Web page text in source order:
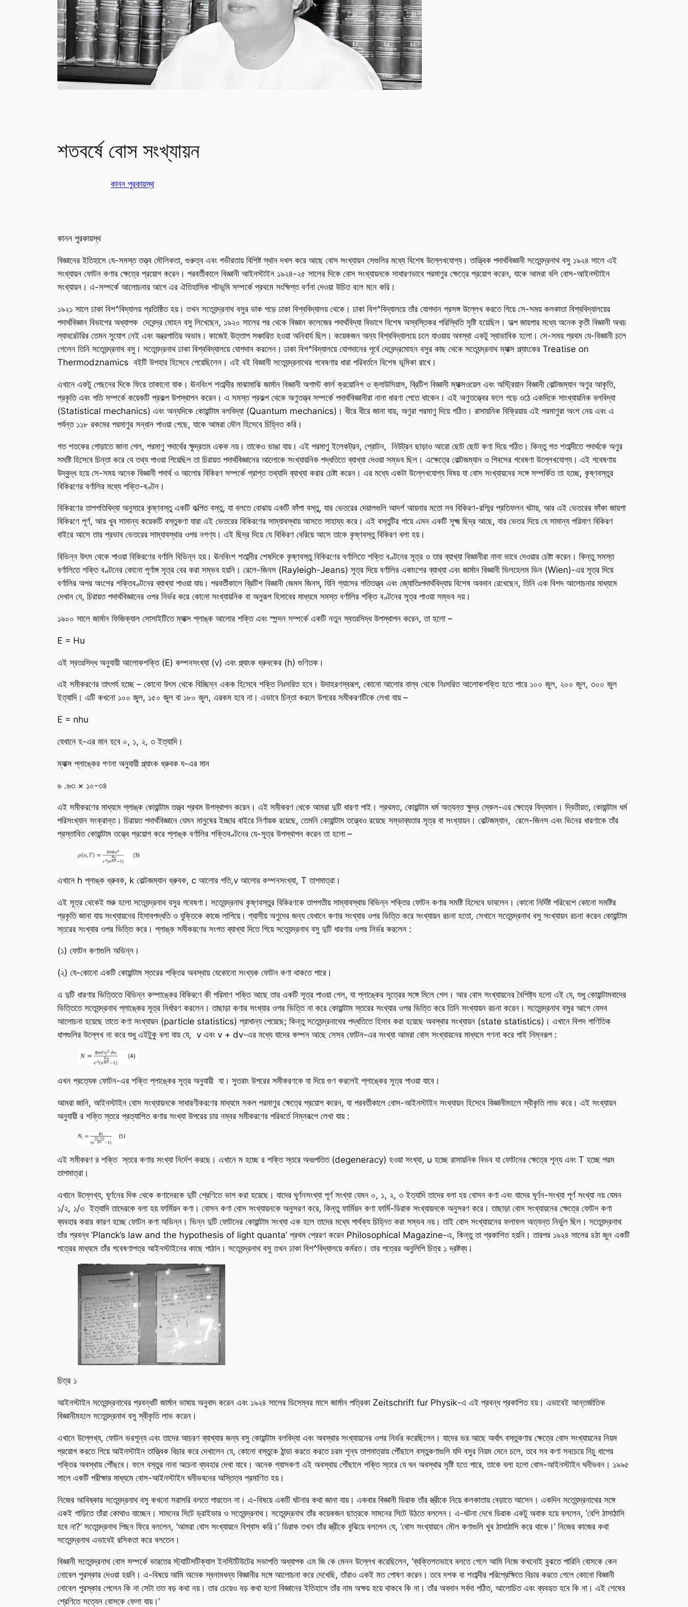
শতবর্ষে বোস সংখ্যায়ন
কানন পুরকায়স্থ
কানন পুরকায়স্থ
বিজ্ঞানের ইতিহাসে যে-সমস্ত তত্ত্ব মৌলিকতা, গুরুত্ব এবং গভীরতায় বিশিষ্ট স্থান দখল করে আছে বোস সংখ্যায়ন সেগুলির মধ্যে বিশেষ উল্লেখযোগ্য। তাত্ত্বিক পদার্থবিজ্ঞানী সত্যেন্দ্রনাথ বসু ১৯২৪ সালে এই
সংখ্যায়ন ফোটন কণার ক্ষেত্রে প্রয়োগ করেন। পরবর্তীকালে বিজ্ঞানী আইনস্টাইন ১৯২৪-২৫ সালের দিকে বোস সংখ্যায়নকে সাধারণভাবে পরমাণুর ক্ষেত্রে প্রয়োগ করেন, যাকে আমরা বলি বোস-আইনস্টাইন
সংখ্যায়ন। এ-সম্পর্কে আলোচনার আগে এর ঐতিহাসিক পটভূমি সম্পর্কে প্রথমে সংক্ষিপ্ত বর্ণনা দেওয়া উচিত বলে মনে করি।
১৯২১ সালে ঢাকা বিশ^বিদ্যালয় প্রতিষ্ঠিত হয়। তখন সত্যেন্দ্রনাথ বসুর ডাক পড়ে ঢাকা বিশ্ববিদ্যালয় থেকে। ঢাকা বিশ^বিদ্যালয়ে তাঁর যোগদান প্রসঙ্গ উল্লেখ করতে গিয়ে সে-সময় কলকাতা বিশ্ববিদ্যালয়ের
পদার্থবিজ্ঞান বিভাগের অধ্যাপক দেবেন্দ্র মোহন বসু লিখেছেন, ১৯২০ সালের পর থেকে বিজ্ঞান কলেজের পদার্থবিদ্যা বিভাগে বিশেষ অস্বস্তিকর পরিস্থিতি সৃষ্টি হয়েছিল। অল্প জায়গার মধ্যে অনেক কৃতী বিজ্ঞানী অথচ
ল্যাবরেটরির তেমন সুযোগ নেই এবং যন্ত্রপাতির অভাব। কাজেই উত্তাপ সঞ্চারিত হওয়া অনিবার্য ছিল। কয়েকজন অন্য বিশ্ববিদ্যালয়ে চলে যাওয়ায় অবস্থা একটু স্বাভাবিক হলো। সে-সময় প্রথম যে-বিজ্ঞানী চলে
গেলেন তিনি সত্যেন্দ্রনাথ বসু। সত্যেন্দ্রনাথ ঢাকা বিশ্ববিদ্যালয়ে যোগদান করলেন। ঢাকা বিশ^বিদ্যালয়ে যোগদানের পূর্বে দেবেন্দ্রমোহন বসুর কাছ থেকে সত্যেন্দ্রনাথ ম্যাক্স প্ল্যাংকের Treatise on
Thermodznamics বইটি উপহার হিসেবে পেয়েছিলেন। এই বই বিজ্ঞানী সত্যেন্দ্রনাথের গবেষণার ধারা পরিবর্তনে বিশেষ ভূমিকা রাখে।
এখানে একটু পেছনের দিকে ফিরে তাকানো যাক। ঊনবিংশ শতাব্দীর মাঝামাঝি জার্মান বিজ্ঞানী অগাস্ট কার্ল ক্রয়োনিগ ও ক্লাউসিয়াস, ব্রিটিশ বিজ্ঞানী ম্যাক্সওয়েল এবং অস্ট্রিয়ান বিজ্ঞানী বোল্টজম্যান অণুর আকৃতি,
প্রকৃতি এবং গতি সম্পর্কে কয়েকটি প্রকল্প উপস্থাপন করেন। এ সমস্ত প্রকল্প থেকে অণুতত্ত্ব সম্পর্কে পদার্থবিজ্ঞানীরা নানা ধারণা পেতে থাকেন। এই অণুতত্ত্বের ফলে গড়ে ওঠে একদিকে সাংখ্যায়নিক বলবিদ্যা
(Statistical mechanics) এবং অন্যদিকে কোয়ান্টাম বলবিদ্যা (Quantum mechanics)। ধীরে ধীরে জানা যায়, অণুরা পরমাণু দিয়ে গঠিত। রাসায়নিক বিক্রিয়ায় এই পরমাণুরা অংশ নেয় এবং এ
পর্যন্ত ১১৮ রকমের পরমাণুর সন্ধান পাওয়া গেছে, যাকে আমরা মৌল হিসেবে চিহ্নিত করি।
গত শতকের গোড়াতে জানা গেল, পরমাণু পদার্থের ক্ষুদ্রতম একক নয়। তাকেও ভাঙা যায়। এই পরমাণু ইলেকট্রন, প্রোটন, নিউট্রন ছাড়াও আরো ছোট ছোট কণা দিয়ে গঠিত। কিন্তু গত শতাব্দীতে পদার্থকে অণুর
সমষ্টি হিসেবে চিন্তা করে যে তথ্য পাওয়া গিয়েছিল তা চিরায়ত পদার্থবিজ্ঞানের আলোকে সংখ্যায়নিক পদ্ধতিতে ব্যাখ্যা দেওয়া সম্ভব ছিল। এক্ষেত্রে বোল্টজম্যান ও গিবসের গবেষণা উল্লেখযোগ্য। এই গবেষণায়
উদ্বুদ্ধ হয়ে সে-সময় অনেক বিজ্ঞানী পদার্থ ও আলোর বিকিরণ সম্পর্কে প্রাপ্ত তথ্যাদি ব্যাখ্যা করার চেষ্টা করেন। এর মধ্যে একটা উল্লেখযোগ্য বিষয় যা বোস সংখ্যায়নের সঙ্গে সম্পর্কিত তা হচ্ছে, কৃষ্ণবস্তুর
বিকিরণের বর্ণালির মধ্যে শক্তি-বণ্টন।
বিকিরণের তাপগতিবিদ্যা অনুসারে কৃষ্ণবস্তু একটি কল্পিত বস্তু, যা বলতে বোঝায় একটি ফাঁপা বস্তু, যার ভেতরের দেয়ালগুলি আদর্শ আয়নার মতো সব বিকিরণ-রশ্মির প্রতিফলন ঘটায়, আর এই ভেতরের ফাঁকা জায়গা
বিকিরণে পূর্ণ, আর খুব সামান্য কয়েকটি বস্তুকণা যারা এই ভেতরের বিকিরণের সাম্যাবস্থায় আসতে সাহায্য করে। এই বস্তুটির গায়ে এমন একটি সূক্ষ্ম ছিদ্র আছে, যার ভেতর দিয়ে যে সামান্য পরিমাণ বিকিরণ
বাইরে আসে তার প্রভাব ভেতরের সাম্যাবস্থার ওপর নগণ্য। এই ছিদ্র দিয়ে যে বিকিরণ বেরিয়ে আসে তাকে কৃষ্ণবস্তু বিকিরণ বলা হয়।
বিভিন্ন উৎস থেকে পাওয়া বিকিরণের বর্ণালি বিভিন্ন হয়। ঊনবিংশ শতাব্দীর শেষদিকে কৃষ্ণবস্তু বিকিরণের বর্ণালিতে শক্তি বণ্টনের সূত্র ও তার ব্যাখ্যা বিজ্ঞানীরা নানা ভাবে দেওয়ার চেষ্টা করেন। কিন্তু সমস্ত
বর্ণালিতে শক্তি বণ্টনের কোনো পূর্ণাঙ্গ সূত্র বের করা সম্ভব হয়নি। রেলে-জিনস (Rayleigh-Jeans) সূত্র দিয়ে বর্ণালির একাংশের ব্যাখ্যা এবং জার্মান বিজ্ঞানী ভিলহেলম ভিন (Wien)-এর সূত্র দিয়ে
বর্ণালির অপর অংশের শক্তিবণ্টনের ব্যাখ্যা পাওয়া যায়। পরবর্তীকালে ব্রিটিশ বিজ্ঞানী জেমস জিনস্, যিনি গ্যাসের গতিতত্ত্ব এবং জ্যোতিঃপদার্থবিদ্যায় বিশেষ অবদান রেখেছেন, তিনি এক বিশদ আলোচনার মাধ্যমে
দেখান যে, চিরায়ত পদার্থবিজ্ঞানের ওপর নির্ভর করে কোনো সংখ্যায়নিক বা অনুরূপ হিসাবের মাধ্যমে সমস্ত বর্ণালির শক্তি বণ্টনের সূত্র পাওয়া সম্ভব নয়।
১৯০০ সালে জার্মান ফিজিক্যাল সোসাইটিতে ম্যাক্স প্লাঙ্ক আলোর শক্তি এবং স্পন্দন সম্পর্কে একটি নতুন স্বতঃসিদ্ধ উপস্থাপন করেন, তা হলো –
E = Hu
এই স্বতঃসিদ্ধ অনুযায়ী আলোকশক্তি (E) কম্পনসংখ্যা (v) এবং প্ল্যাংক ধ্রুবকের (h) গুণিতক।
এই সমীকরণের তাৎপর্য হচ্ছে – কোনো উৎস থেকে বিচ্ছিন্ন একক হিসেবে শক্তি নিঃসরিত হবে। উদাহরণস্বরূপ, কোনো আলোর বাল্ব থেকে নিঃসরিত আলোকশক্তি হতে পারে ১০০ জুল, ২০০ জুল, ৩০০ জুল
ইত্যাদি। এটি কখনো ১০০ জুল, ১৫০ জুল বা ১৮০ জুল, এরকম হবে না। এভাবে চিন্তা করলে উপরের সমীকরণটিকে লেখা যায় –
E = nhu
যেখানে হ-এর মান হবে ০, ১, ২, ৩ ইত্যাদি।
ম্যাক্স প্লাঙ্কের গণনা অনুযায়ী প্ল্যাংক ধ্রুবক য-এর মান
৬ .৬৩ × ১০-৩৪
এই সমীকরণের মাধ্যমে প্লাঙ্ক কোয়ান্টাম তত্ত্ব প্রথম উপস্থাপন করেন। এই সমীকরণ থেকে আমরা দুটি ধারণা পাই। প্রথমত, কোয়ান্টাম ধর্ম অত্যন্ত ক্ষুদ্র স্কেল-এর ক্ষেত্রে বিদ্যমান। দ্বিতীয়ত, কোয়ান্টাম ধর্ম
পরিসংখ্যান সংক্রান্ত। চিরায়ত পদার্থবিজ্ঞানে যেমন মানুষের ইচ্ছার বাইরে নির্ণায়ক রয়েছে, তেমনি কোয়ান্টাম তত্ত্বেও রয়েছে সম্ভাব্যতার সূত্র বা সংখ্যায়ন। বোল্টজম্যান, রেলে-জিনস এবং ভিনের ধারণাকে তাঁর
প্রস্তাবিত কোয়ান্টাম তত্ত্বে প্রয়োগ করে প্লাঙ্ক বর্ণালির শক্তিবণ্টনের যে-সূত্র উপস্থাপন করেন তা হলো –
এখানে h প্লাঙ্ক ধ্রুবক, k বোল্টজম্যান ধ্রুবক, c আলোর গতি,v আলোর কম্পনসংখ্যা, T তাপমাত্রা।
এই সূত্র থেকেই শুরু হলো সত্যেন্দ্রনাথ বসুর গবেষণা। সত্যেন্দ্রনাথ কৃষ্ণবস্তুর বিকিরণকে তাপগতীয় সাম্যাবস্থায় বিভিন্ন শক্তির ফোটন কণার সমষ্টি হিসেবে ভাবলেন। কোনো নির্দিষ্ট পরিবেশে কোনো সমষ্টির
প্রকৃতি জানা যায় সংখ্যায়নের হিসাবপদ্ধতি ও যুক্তিকে কাজে লাগিয়ে। গ্যাসীয় অণুদের জন্য যেখানে কণার সংখ্যার ওপর ভিত্তি করে সংখ্যায়ন রচনা হতো, সেখানে সত্যেন্দ্রনাথ বসু সংখ্যায়ন রচনা করেন কোয়ান্টাম
স্তরের সংখ্যার ওপর ভিত্তি করে। প্লাঙ্ক সমীকরণের সংগত ব্যাখ্যা দিতে গিয়ে সত্যেন্দ্রনাথ বসু দুটি ধারণার ওপর নির্ভর করলেন :
(১) ফোটন কণাগুলি অভিন্ন।
(২) যে-কোনো একটি কোয়ান্টাম স্তরের শক্তির অবস্থায় যেকোনো সংখ্যক ফোটন কণা থাকতে পারে।
এ দুটি ধারণার ভিত্তিতে বিভিন্ন কম্পাঙ্কের বিকিরণে কী পরিমাণ শক্তি আছে তার একটি সূত্র পাওয়া গেল, যা প্লাঙ্কের সূত্রের সঙ্গে মিলে গেল। আর বোস সংখ্যায়নের বৈশিষ্ট্য হলো এই যে, শুধু কোয়ান্টামবাদের
ভিত্তিতে সত্যেন্দ্রনাথ প্লাঙ্কের সূত্র নির্ধারণ করলেন। তাছাড়া কণার সংখ্যার ওপর ভিত্তি না করে কোয়ান্টাম স্তরের সংখ্যার ওপর ভিত্তি করে তিনি সংখ্যায়ন রচনা করেন। সত্যেন্দ্রনাথ বসুর আগে যেসব
আলোচনা হয়েছে তাতে কণা সংখ্যায়ন (particle statistics) প্রাধান্য পেয়েছে; কিন্তু সত্যেন্দ্রনাথের পদ্ধতিতে হিসাব করা হয়েছে অবস্থার সংখ্যায়ন (state statistics)। এখানে বিশদ গাণিতিক
ধাপগুলির উল্লেখ না করে শুধু এইটুকু বলা যায় যে, v এবং v + dv-এর মধ্যে যাদের কম্পন আছে সেসব ফোটন-এর সংখ্যা আমরা বোস সংখ্যায়নের মাধ্যমে গণনা করে পাই নিম্নরূপ :
এখন প্রত্যেক ফোটন-এর শক্তি প্লাঙ্কের সূত্র অনুযায়ী যা। সুতরাং উপরের সমীকরণকে যা দিয়ে গুণ করলেই প্লাঙ্কের সূত্র পাওয়া যাবে।
আমরা জানি, আইনস্টাইন বোস সংখ্যায়নকে সাধারণীকরণের মাধ্যমে সকল পরমাণুর ক্ষেত্রে প্রয়োগ করেন, যা পরবর্তীকালে বোস-আইনস্টাইন সংখ্যায়ন হিসেবে বিজ্ঞানীমহলে স্বীকৃতি লাভ করে। এই সংখ্যায়ন
অনুযায়ী র শক্তি স্তরে প্রত্যাশিত কণার সংখ্যা উপরের চার নম্বর সমীকরণের পরিবর্তে নিম্নরূপে লেখা যায় :
এই সমীকরণ র শক্তি স্তরে কণার সংখ্যা নির্দেশ করছে। এখানে ম হচ্ছে র শক্তি স্তরে অধঃপতিত (degeneracy) হওয়া সংখ্যা, u হচ্ছে রাসায়নিক বিভব যা ফোটনের ক্ষেত্রে শূন্য এবং T হচ্ছে পরম
তাপমাত্রা।
এখানে উল্লেখ্য, ঘূর্ণনের দিক থেকে কণাদেরকে দুটি শ্রেণিতে ভাগ করা হয়েছে। যাদের ঘূর্ণনসংখ্যা পূর্ণ সংখ্যা যেমন ০, ১, ২, ৩ ইত্যাদি তাদের বলা হয় বোসন কণা এবং যাদের ঘূর্ণন-সংখ্যা পূর্ণ সংখ্যা নয় যেমন
১/২, ১/৩ ইত্যাদি তাদেরকে বলা হয় ফার্মিয়ন কণা। বোসন কণা বোস সংখ্যায়নকে অনুসরণ করে, কিন্তু ফার্মিয়ন কণা ফার্মি-ডিরাক সংখ্যায়নকে অনুসরণ করে। তাছাড়া বোস সংখ্যায়নের ক্ষেত্রে ফোটন কণা
ব্যবহার করার কারণ হচ্ছে ফোটন কণা অভিন্ন। ভিন্ন দুটি ফোটনের কোয়ান্টাম সংখ্যা এক হলে তাদের মধ্যে পার্থক্য চিহ্নিত করা সম্ভব নয়। তাই বোস সংখ্যায়নের ফলাফল অত্যন্ত নির্ভুল ছিল। সত্যেন্দ্রনাথ
তাঁর প্রবন্ধ ‘Planck’s law and the hypothesis of light quanta’ প্রথম প্রেরণ করেন Philosophical Magazine-এ, কিন্তু তা প্রকাশিত হয়নি। তারপর ১৯২৪ সালের ৪ঠা জুন একটি
পত্রের মাধ্যমে তাঁর গবেষণাপত্র আইনস্টাইনের কাছে পাঠান। সত্যেন্দ্রনাথ বসু তখন ঢাকা বিশ^বিদ্যালয়ে কর্মরত। তার পত্রের অনুলিপি চিত্র ১ দ্রষ্টব্য।
চিত্র ১
আইনস্টাইন সত্যেন্দ্রনাথের প্রবন্ধটি জার্মান ভাষায় অনুবাদ করেন এবং ১৯২৪ সালের ডিসেম্বর মাসে জার্মান পত্রিকা Zeitschrift fur Physik-এ এই প্রবন্ধ প্রকাশিত হয়। এভাবেই আন্তর্জাতিক
বিজ্ঞানীমহলে সত্যেন্দ্রনাথ বসু স্বীকৃতি লাভ করেন।
এখানে উল্লেখ্য, ফোটন ভরশূন্য এবং তাদের আচরণ ব্যাখ্যার জন্য বসু কোয়ান্টাম বলবিদ্যা এবং অবস্থার সংখ্যায়নের ওপর নির্ভর করেছিলেন। যাদের ভর আছে অর্থাৎ বস্তুকণার ক্ষেত্রে বোস সংখ্যায়নের নিয়ম
প্রয়োগ করতে গিয়ে আইনস্টাইন তাত্ত্বিক বিচার করে দেখালেন যে, কোনো বস্তুকে ঠান্ডা করতে করতে চরম শূন্য তাপমাত্রায় পৌঁছালে বস্তুকণাগুলি যদি বসুর নিয়ম মেনে চলে, তবে সব কণা সবচেয়ে নিচু ধাপের
শক্তির অবস্থায় পৌঁছবে। ফলে বস্তুর নানা অচেনা ব্যবহার দেখা যাবে। অনেক গ্যাসকণা এই অবস্থায় পৌঁছালে শক্তি স্তরে যে ঘন অবস্থার সৃষ্টি হতে পারে, তাকে বলা হলো বোস-আইনস্টাইন ঘনীভবন। ১৯৯৫
সালে একটি পরীক্ষার মাধ্যমে বোস-আইনস্টাইন ঘনীভবনের অস্তিত্ব প্রমাণিত হয়।
নিজের আবিষ্কার সত্যেন্দ্রনাথ বসু কখনো সরাসরি বলতে পারতেন না। এ-বিষয়ে একটি ঘটনার কথা জানা যায়। একবার বিজ্ঞানী ডিরাক তাঁর স্ত্রীকে নিয়ে কলকাতায় বেড়াতে আসেন। একদিন সত্যেন্দ্রনাথের সঙ্গে
একই গাড়িতে তাঁরা কোথাও যাচ্ছেন। সামনের সিটে ড্রাইভার ও সত্যেন্দ্রনাথ। সত্যেন্দ্রনাথ তাঁর কয়েকজন ছাত্রকে সামনের সিটে উঠতে বললেন। এ-ঘটনা দেখে ডিরাক একটু অবাক হয়ে বললেন, ‘বেশি ঠাসাঠাসি
হবে না?’ সত্যেন্দ্রনাথ পিছন ফিরে বললেন, ‘আমরা বোস সংখ্যায়নে বিশ্বাস করি।’ ডিরাক তখন তাঁর স্ত্রীকে বুঝিয়ে বললেন যে, ‘বোস সংখ্যায়নে মৌল কণাগুলি খুব ঠাসাঠাসি করে থাকে।’ নিজের কাজের কথা
সত্যেন্দ্রনাথ এভাবেই রসিকতা করে বলতেন।
বিজ্ঞানী সত্যেন্দ্রনাথ বোস সম্পর্কে ভারতের স্ট্যাটিসটিক্যাল ইনস্টিটিউটের সভাপতি অধ্যাপক এম জি কে মেনন উল্লেখ করেছিলেন, ‘ব্যক্তিগতভাবে বলতে গেলে আমি নিজে কখনোই বুঝতে পারিনি বোসকে কেন
নোবেল পুরস্কার দেওয়া হয়নি। এ-বিষয়ে আমি অনেক স্বনামধন্য বিজ্ঞানীর সঙ্গে আলোচনা করে দেখেছি, তাঁরাও একই মত পোষণ করেন। তবে দশক বা শতাব্দীর পরিপ্রেক্ষিতে বিচার করতে গেলে কোনো বিজ্ঞানী
নোবেল পুরস্কার পেলেন কি না সেটা তত বড় কথা নয়। তার চেয়েও বড় কথা হলো বিজ্ঞানের ইতিহাসে তাঁর নাম অক্ষয় হয়ে থাকবে কি না। তাঁর অবদান সর্বদা পঠিত, আলোচিত এবং ব্যবহৃত হবে কি না। এই শেষের
শ্রেণিতে সত্যেন বোসকে ফেলা যায়।’